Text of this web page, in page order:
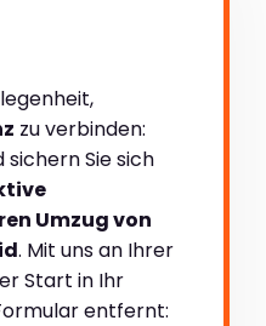
zu verbinden:
sichern Sie sich
Umzug von
. Mit uns an Ihrer
Start in Ihr
entfernt: